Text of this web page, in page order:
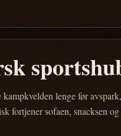
kampkvelden lenge før
fortjener sofaen, snacksen